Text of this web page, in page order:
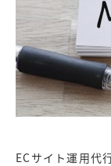
ECサイト運用代